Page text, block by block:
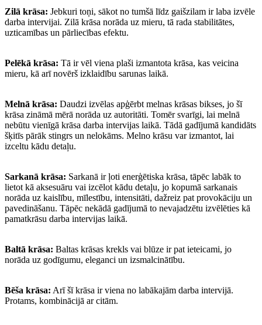
Zilā krāsa: Jebkuri toņi, sākot no tumšā līdz gaišzilam ir laba izvēle
darba intervijai. Zilā krāsa norāda uz mieru, tā rada stabilitātes,
uzticamības un pārliecības efektu.
Pelēkā krāsa: Tā ir vēl viena plaši izmantota krāsa, kas veicina
mieru, kā arī novērš izklaidību sarunas laikā.
Melnā krāsa: Daudzi izvēlas apģērbt melnas krāsas bikses, jo šī
krāsa zināmā mērā norāda uz autoritāti. Tomēr svarīgi, lai melnā
nebūtu vienīgā krāsa darba intervijas laikā. Tādā gadījumā kandidāts
šķitīs pārāk stingrs un nelokāms. Melno krāsu var izmantot, lai
izceltu kādu detaļu.
Sarkanā krāsa: Sarkanā ir ļoti enerģētiska krāsa, tāpēc labāk to
lietot kā aksesuāru vai izcēlot kādu detaļu, jo kopumā sarkanais
norāda uz kaislību, mīlestību, intensitāti, dažreiz pat provokāciju un
pavedināšanu. Tāpēc nekādā gadījumā to nevajadzētu izvēlēties kā
pamatkrāsu darba intervijas laikā.
Baltā krāsa: Baltas krāsas krekls vai blūze ir pat ieteicami, jo
norāda uz godīgumu, eleganci un izsmalcinātību.
Bēša krāsa: Arī šī krāsa ir viena no labākajām darba intervijā.
Protams, kombinācijā ar citām.